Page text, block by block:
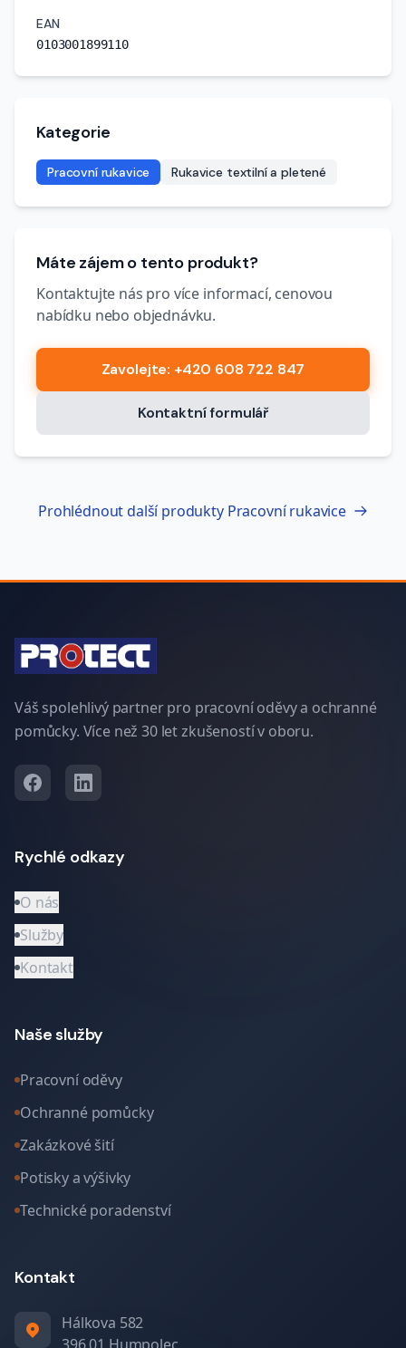
EAN
0103001899110
Kategorie
Pracovní rukavice Rukavice textilní a pletené
Máte zájem o tento produkt?
Kontaktujte nás pro více informací, cenovou
nabídku nebo objednávku.
Zavolejte: +420 608 722 847
Kontaktní formulář
Prohlédnout další produkty Pracovní rukavice
Váš spolehlivý partner pro pracovní oděvy a ochranné
pomůcky. Více než 30 let zkušeností v oboru.
Rychlé odkazy
O nás
Služby
Kontakt
Naše služby
Pracovní oděvy
Ochranné pomůcky
Zakázkové šití
Potisky a výšivky
Technické poradenství
Kontakt
Hálkova 582